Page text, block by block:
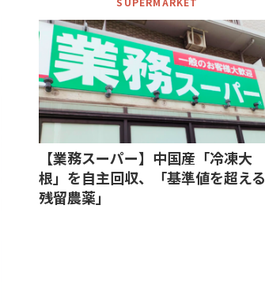
【業務スーパー】中国産「冷凍大
根」を自主回収、「基準値を超える
残留農薬」